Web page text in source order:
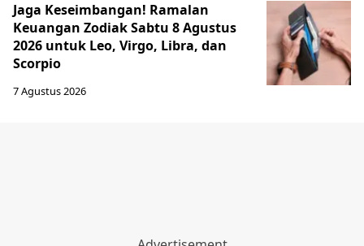
Jaga Keseimbangan! Ramalan
Keuangan Zodiak Sabtu 8 Agustus
2026 untuk Leo, Virgo, Libra, dan
Scorpio
7 Agustus 2026